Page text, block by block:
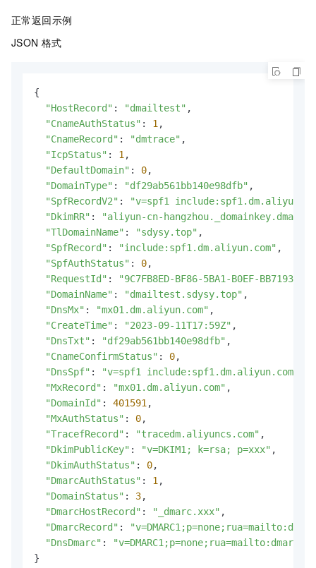
正常返回示例
JSON 格式
{
"HostRecord" : "dmailtest" ,
"CnameAuthStatus" : 1,
"CnameRecord" : "dmtrace" ,
"IcpStatus" : 1,
"DefaultDomain" : 0,
"DomainType" : "df29ab561bb140e98dfb" ,
"SpfRecordV2" :
"v=spf1
"DkimRR" :
"aliyun-cn-
"TlDomainName" : "sdysy.top" ,
"SpfRecord" : "include:spf1.dm.aliyun.com" ,
"SpfAuthStatus" : 0,
"RequestId" :
"9C7FB8ED-BF86-5BA1-B0EF-
"DomainName" : "dmailtest.sdysy.top" ,
"DnsMx" : "mx01.dm.aliyun.com" ,
"CreateTime" : "2023-09-11T17:59Z" ,
"DnsTxt" : "df29ab561bb140e98dfb" ,
"CnameConfirmStatus" : 0,
"DnsSpf" :
"v=spf1 include:spf1.dm.aliyun.com -
"MxRecord" : "mx01.dm.aliyun.com" ,
"DomainId" : 401591,
"MxAuthStatus" : 0,
"TracefRecord" : "tracedm.aliyuncs.com" ,
"DkimPublicKey" : "v=DKIM1; k=rsa; p=xxx" ,
"DkimAuthStatus" : 0,
"DmarcAuthStatus" : 1,
"DomainStatus" : 3,
"DmarcHostRecord" : "_dmarc.xxx" ,
"DmarcRecord" :
"DnsDmarc" :
}